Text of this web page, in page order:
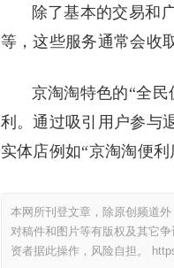
除了基本的交易和
等，这些服务通常会收
京淘淘特色的“全
利。通过吸引用户参与
实体店例如“京淘淘便利
本网所刊登文章，除原创频道
对稿件和图片等有版权及其它
资者据此操作，风险自担。